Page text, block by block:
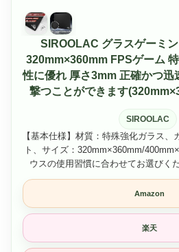
SIROOLAC グラスゲーミ
320mm×360mm FPSゲーム
性に優れ 厚さ3mm 正確かつ迅
撃つことができます
SIROOLAC
【基本仕様】材質：特殊強化ガラス、
ト、サイズ：320mm×360mm/
ウスの使用習慣に合わせてお選びく
Amazon
楽天